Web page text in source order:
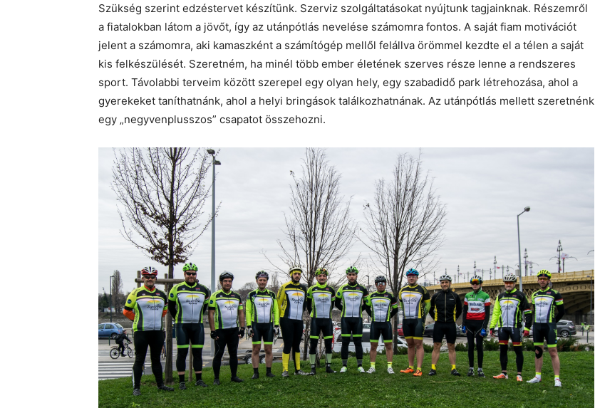
Szükség szerint edzéstervet készítünk. Szerviz szolgáltatásokat nyújtunk tagjainknak. Részemről
a fiatalokban látom a jövőt, így az utánpótlás nevelése számomra fontos. A saját fiam motivációt
jelent a számomra, aki kamaszként a számítógép mellől felállva örömmel kezdte el a télen a saját
kis felkészülését. Szeretném, ha minél több ember életének szerves része lenne a rendszeres
sport. Távolabbi terveim között szerepel egy olyan hely, egy szabadidő park létrehozása, ahol a
gyerekeket taníthatnánk, ahol a helyi bringások találkozhatnának. Az utánpótlás mellett szeretnénk
egy „negyvenplusszos” csapatot összehozni.